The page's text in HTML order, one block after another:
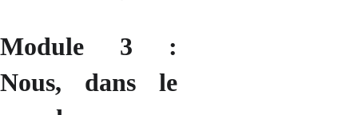
Module 3 :
Nous, dans le